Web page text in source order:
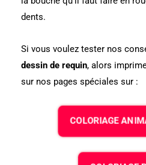
dents.
Si vous voulez tester nos
dessin de requin, alors
sur nos pages spéciales sur :
COLORIAGE